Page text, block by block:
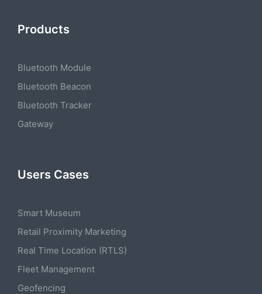
Products
Bluetooth Module
Bluetooth Beacon
Bluetooth Tracker
Gateway
Users Cases
Smart Museum
Retail Proximity Marketing
Real Time Location (RTLS)
Fleet Management
Geofencing